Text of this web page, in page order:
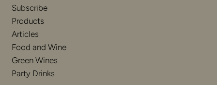
Subscribe
Products
Articles
Food and Wine
Green Wines
Party Drinks